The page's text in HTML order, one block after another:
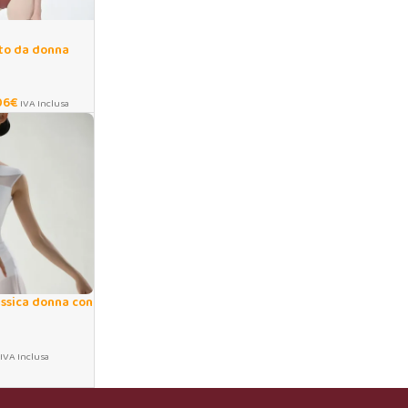
da donna
€ IVA Inclusa
donna con
IVA Inclusa